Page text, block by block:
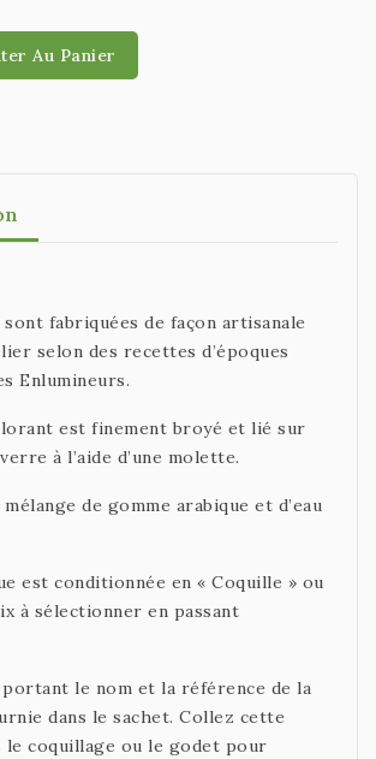
Au Panier
fabriquées de façon artisanale
selon des recettes d’époques
Enlumineurs.
est finement broyé et lié sur
à l’aide d’une molette.
de gomme arabique et d’eau
est conditionnée en « Coquille » ou
à sélectionner en passant
le nom et la référence de la
dans le sachet. Collez cette
coquillage ou le godet pour